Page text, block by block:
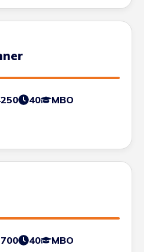
40
MBO
40
MBO